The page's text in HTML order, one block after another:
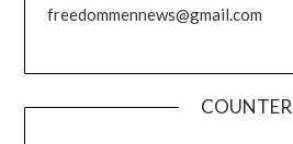
freedommennews@gmail.com
COUNTER